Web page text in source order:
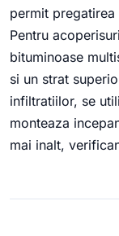
permit
Pentru
bituminoase
si un strat
infiltratiilor, se
monteaza
mai inalt,